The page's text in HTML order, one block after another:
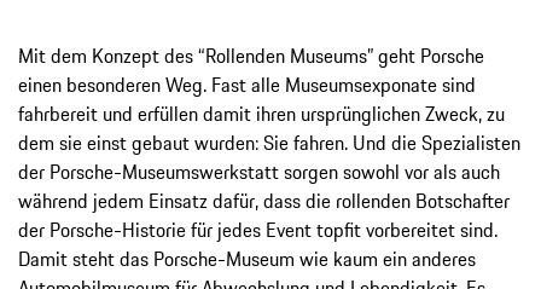
Mit dem Konzept des “Rollenden Museums” geht Porsche
einen besonderen Weg. Fast alle Museumsexponate sind
fahrbereit und erfüllen damit ihren ursprünglichen Zweck, zu
dem sie einst gebaut wurden: Sie fahren. Und die Spezialisten
der Porsche-Museumswerkstatt sorgen sowohl vor als auch
während jedem Einsatz dafür, dass die rollenden Botschafter
der Porsche-Historie für jedes Event topfit vorbereitet sind.
Damit steht das Porsche-Museum wie kaum ein anderes